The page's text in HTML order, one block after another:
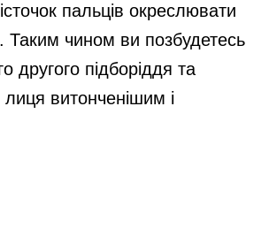
пальців окреслювати
Таким чином ви позбудетесь
другого підборіддя та
витонченішим і